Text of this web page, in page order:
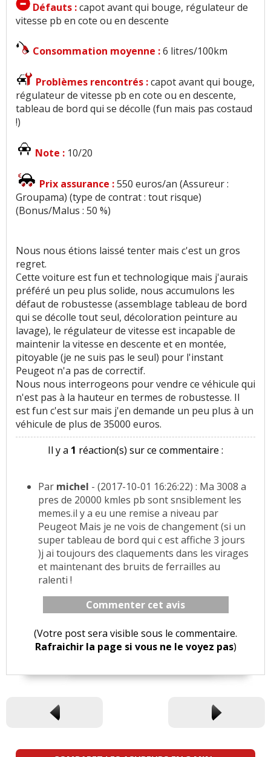
Défauts :capot avant qui bouge, régulateur de
vitesse pb en cote ou en descente
Consommation moyenne :6 litres/100km
Problèmes rencontrés :capot avant qui bouge,
régulateur de vitesse pb en cote ou en descente,
tableau de bord qui se décolle (fun mais pas costaud
!)
Note : 10/20
Prix assurance :550 euros/an (Assureur :
Groupama) (type de contrat : tout risque)
(Bonus/Malus : 50 %)
Nous nous étions laissé tenter mais c'est un gros
regret.
Cette voiture est fun et technologique mais j'aurais
préféré un peu plus solide, nous accumulons les
défaut de robustesse (assemblage tableau de bord
qui se décolle tout seul, décoloration peinture au
lavage), le régulateur de vitesse est incapable de
maintenir la vitesse en descente et en montée,
pitoyable (je ne suis pas le seul) pour l'instant
Peugeot n'a pas de correctif.
Nous nous interrogeons pour vendre ce véhicule qui
n'est pas à la hauteur en termes de robustesse. Il
est fun c'est sur mais j'en demande un peu plus à un
véhicule de plus de 35000 euros.
Il y a 1 réaction(s) sur ce commentaire :
Par michel - (2017-10-01 16:26:22) : Ma 3008 a
pres de 20000 kmles pb sont snsiblement les
memes.il y a eu une remise a niveau par
Peugeot Mais je ne vois de changement (si un
super tableau de bord qui c est affiche 3 jours
)j ai toujours des claquements dans les virages
et maintenant des bruits de ferrailles au
ralenti !
Commenter cet avis
(Votre post sera visible sous le commentaire.
Rafraichir la page si vous ne le voyez pas)